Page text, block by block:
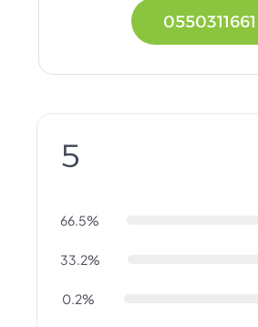
0550311661
5
66.5%
33.2%
0.2%